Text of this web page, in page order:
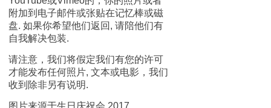
附加到电子邮件或张贴在记忆棒或磁
盘. 如果你希望他们返回, 请陪他们有
自我解决包装.
请注意，我们将假定我们有您的许可
才能发布任何照片, 文本或电影，我们
收到除非另有说明.
图片来源于生日庆祝会 2017